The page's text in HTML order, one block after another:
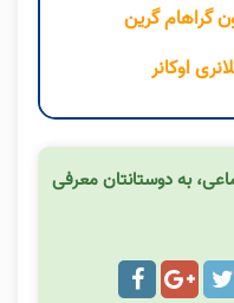
گراهام گرین
اوکانر
به دوستانتان معرفی